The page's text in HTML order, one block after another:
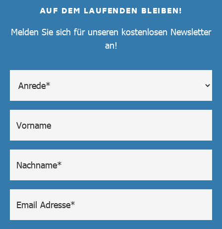
AUF DEM LAUFENDEN BLEIBEN!
Melden Sie sich für unseren kostenlosen Newsletter
an!